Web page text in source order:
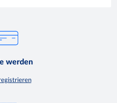
werden